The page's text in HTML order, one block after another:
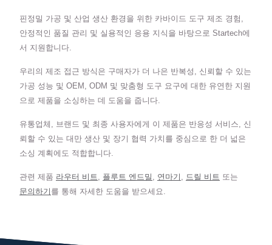
핀정밀 가공 및 산업 생산 환경을 위한 카바이드 도구 제조 경험,
안정적인 품질 관리 및 실용적인 응용 지식을 바탕으로 Startech에
서 지원합니다.
우리의 제조 접근 방식은 구매자가 더 나은 반복성, 신뢰할 수 있는
가공 성능 및 OEM, ODM 및 맞춤형 도구 요구에 대한 유연한 지원
으로 제품을 소싱하는 데 도움을 줍니다.
유통업체, 브랜드 및 최종 사용자에게 이 제품은 반응성 서비스, 신
뢰할 수 있는 대만 생산 및 장기 협력 가치를 중심으로 한 더 넓은
소싱 계획에도 적합합니다.
관련 제품 라우터 비트, 플루트 엔드밀 , 연마기 , 드릴 비트 또는
문의하기 를 통해 자세한 도움을 받으세요.